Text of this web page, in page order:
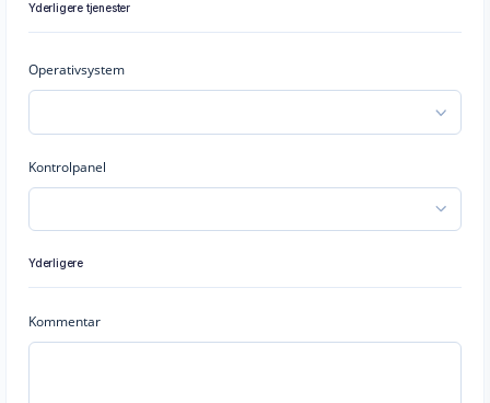
Yderligere tjenester
Operativsystem
Kontrolpanel
Yderligere
Kommentar